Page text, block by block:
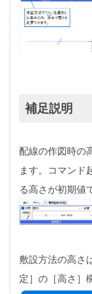
補足説明
配線の作図時の
ます。コマンド
る高さが初期値
敷設方法の高さ
定］の［高さ］